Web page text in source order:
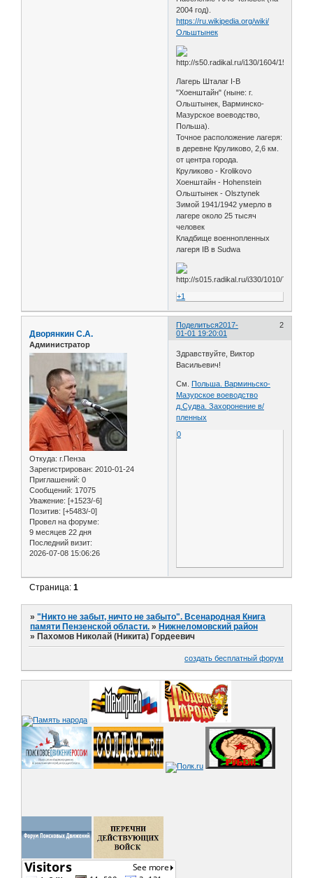
2004 год).
https://ru.wikipedia.org/wiki/
Ольштынек
Лагерь Шталаг I-B
"Хоенштайн" (ныне: г.
Ольштынек, Варминско-
Мазурское воеводство,
Польша).
Точное расположение лагеря:
в деревне Круликово, 2,6 км.
от центра города.
Круликово - Krolikovo
Хоенштайн - Hohenstein
Ольштынек - Olsztynek
Зимой 1941/1942 умерло в
лагере около 25 тысяч
человек
Кладбище военнопленных
лагеря IB в Sudwa
+1
Поделиться 2
2017-
01-01 19:20:01
Дворянкин С.А.
Администратор
Откуда: г.Пенза
Зарегистрирован: 2010-01-24
Приглашений: 0
Сообщений: 17075
Уважение: [+1523/-6]
Позитив: [+5483/-0]
Провел на форуме:
9 месяцев 22 дня
Последний визит:
2026-07-08 15:06:26
Здравствуйте, Виктор
Васильевич!
См.
Польша. Варминьско-
Мазурское воеводство
д.Судва. Захоронение в/
пленных
0
Страница:1
»"Никто не забыт, ничто не забыто". Всенародная Книга
памяти Пензенской области. »Нижнеломовский район
»Пахомов Николай (Никита) Гордеевич
создать бесплатный форум